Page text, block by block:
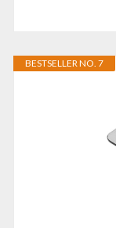
BESTSELLER NO. 7